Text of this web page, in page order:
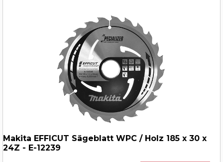
Makita EFFICUT Sägeblatt WPC / Holz 185 x 30 x
24Z - E-12239